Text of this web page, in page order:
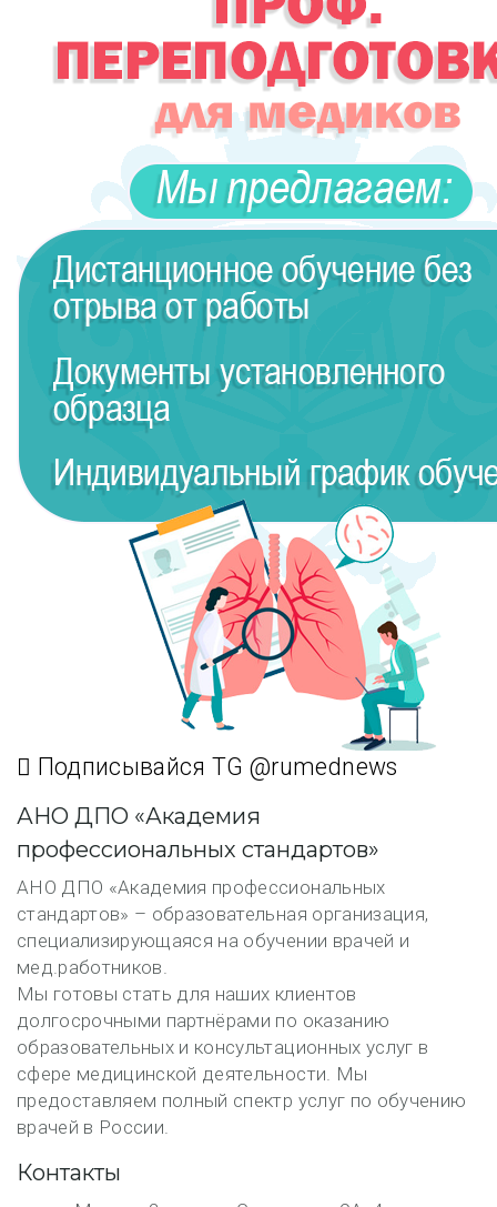
записям
Подписывайся TG @rumednews
АНО ДПО «Академия
профессиональных стандартов»
АНО ДПО «Академия профессиональных
стандартов» – образовательная организация,
специализирующаяся на обучении врачей и
мед.работников.
Мы готовы стать для наших клиентов
долгосрочными партнёрами по оказанию
образовательных и консультационных услуг в
сфере медицинской деятельности. Мы
предоставляем полный спектр услуг по обучению
врачей в России.
Контакты